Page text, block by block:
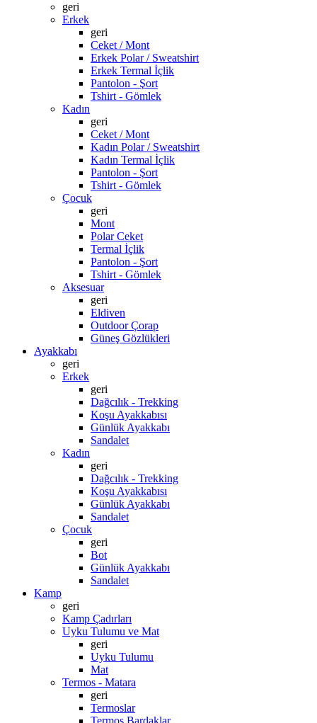
geri
Erkek
geri
Ceket / Mont
Erkek Polar / Sweatshirt
Erkek Termal İçlik
Pantolon - Şort
Tshirt - Gömlek
Kadın
geri
Ceket / Mont
Kadın Polar / Sweatshirt
Kadın Termal İçlik
Pantolon - Şort
Tshirt - Gömlek
Çocuk
geri
Mont
Polar Ceket
Termal İçlik
Pantolon - Şort
Tshirt - Gömlek
Aksesuar
geri
Eldiven
Outdoor Çorap
Güneş Gözlükleri
Ayakkabı
geri
Erkek
geri
Dağcılık - Trekking
Koşu Ayakkabısı
Günlük Ayakkabı
Sandalet
Kadın
geri
Dağcılık - Trekking
Koşu Ayakkabısı
Günlük Ayakkabı
Sandalet
Çocuk
geri
Bot
Günlük Ayakkabı
Sandalet
Kamp
geri
Kamp Çadırları
Uyku Tulumu ve Mat
geri
Uyku Tulumu
Mat
Termos - Matara
geri
Termoslar
Termos Bardaklar